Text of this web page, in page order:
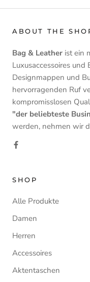
ABOUT THE
Bag & Leather ist ein
Luxusaccessoires
Designmappen und
hervorragenden Ruf
kompromisslosen
"der beliebteste
werden, nehmen wir
SHOP
Alle Produkte
Damen
Herren
Accessoires
Aktentaschen